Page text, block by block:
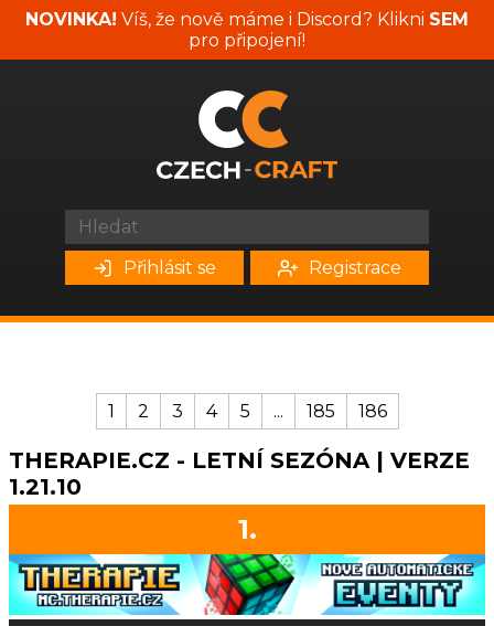
NOVINKA! Víš, že nově máme i Discord? Klikni SEM
pro připojení!
Přihlásit se Registrace
1 2 3 4 5 ... 185 186
THERAPIE.CZ - LETNÍ SEZÓNA | VERZE
1.21.10
1.